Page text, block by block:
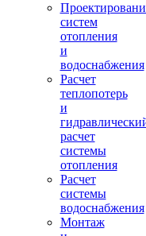
систем
отопления
и
водоснабжения
Расчет
теплопотерь
и
расчет
системы
отопления
Расчет
системы
водоснабжения
Монтаж